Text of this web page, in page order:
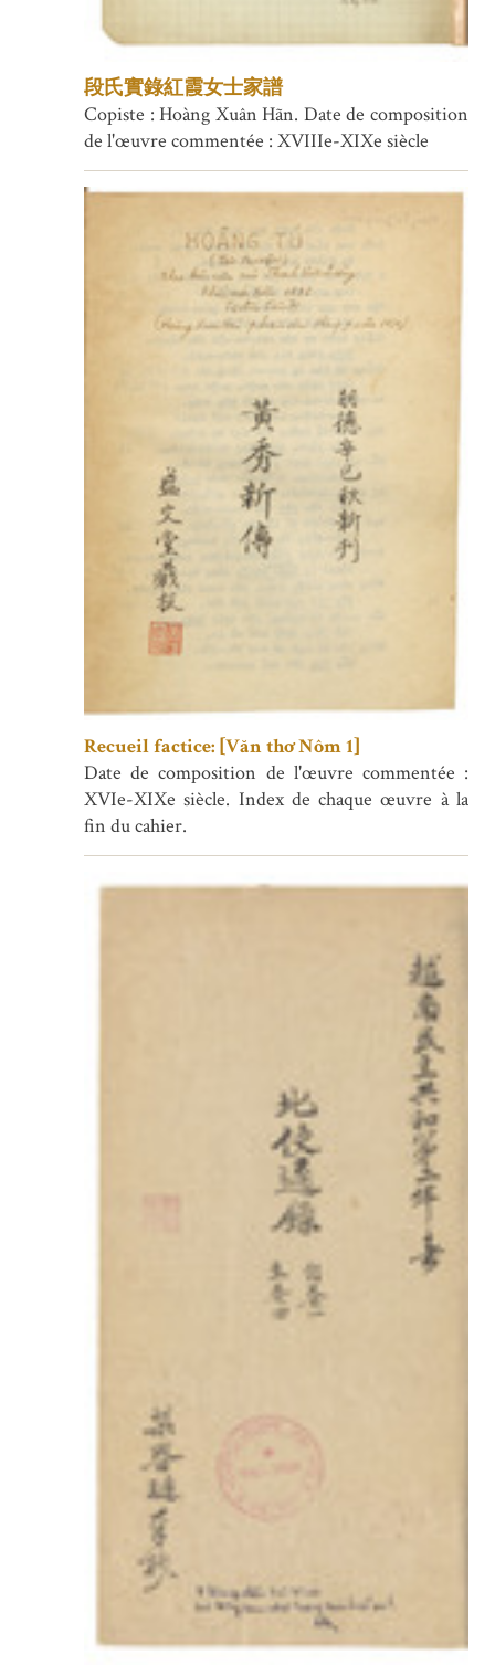
段氏實錄紅霞女士家譜
Copiste : Hoàng Xuân Hãn. Date de composition
de l'œuvre commentée : XVIIIe-XIXe siècle
Recueil factice: [Văn thơ Nôm 1]
Date de composition de l'œuvre commentée :
XVIe-XIXe siècle. Index de chaque œuvre à la
fin du cahier.